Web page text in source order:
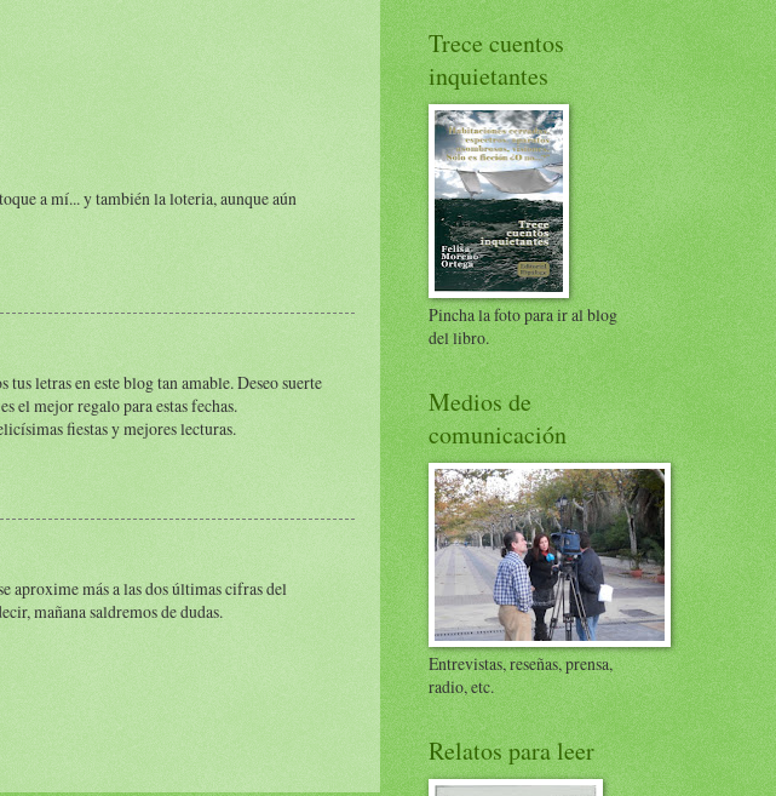
a mí... y también la loteria, aunque aún
letras en este blog tan amable. Deseo suerte
el mejor regalo para estas fechas.
fiestas y mejores lecturas.
aproxime más a las dos últimas cifras del
mañana saldremos de dudas.
Trece cuentos
inquietantes
Pincha la foto para ir al blog
del libro.
Medios de
comunicación
Entrevistas, reseñas, prensa,
radio, etc.
Relatos para leer